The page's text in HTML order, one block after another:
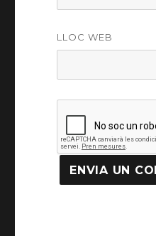
LLOC WEB